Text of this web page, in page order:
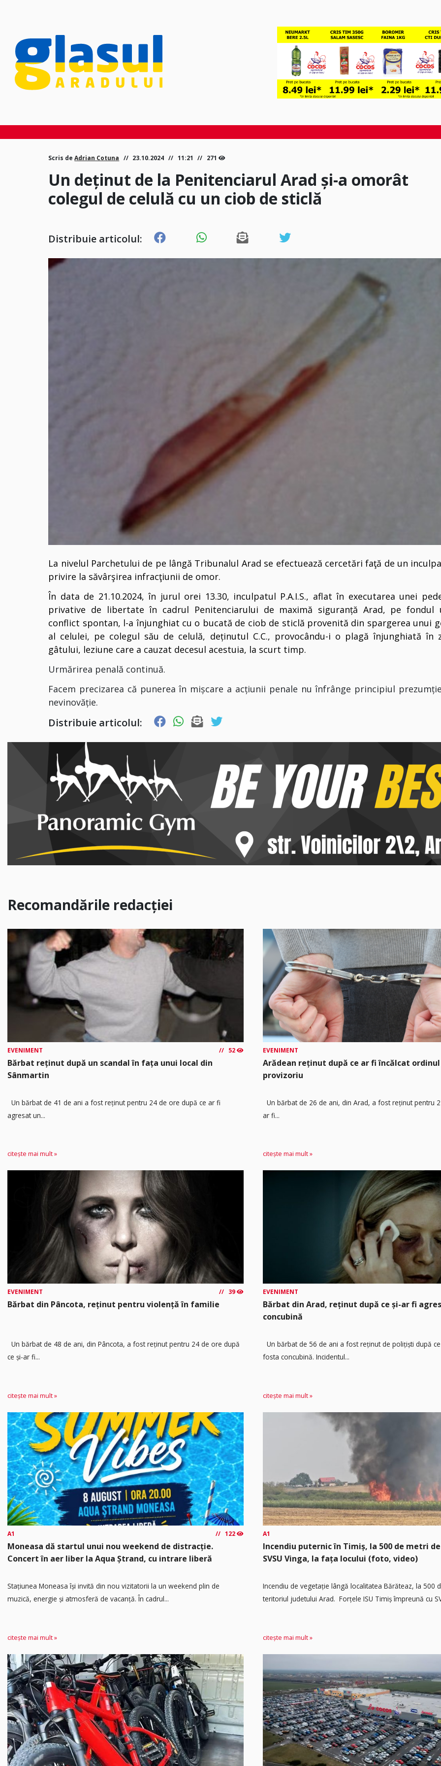
Scris deAdrian Cotuna 23.10.2024 11:21 271
Un deținut de la Penitenciarul Arad și-a omorât
colegul de celulă cu un ciob de sticlă
Distribuie articolul:
La nivelul Parchetului de pe lângă Tribunalul Arad se efectuează cercetări faţă de un
privire la săvârşirea infracţiunii de omor.
În data de 21.10.2024, în jurul orei 13.30, inculpatul P.A.I.S., aflat în executarea unei
privative de libertate în cadrul Penitenciarului de maximă siguranță Arad, pe fondul
conflict spontan, l-a înjunghiat cu o bucată de ciob de sticlă provenită din spargerea unui
al celulei, pe colegul său de celulă, deținutul C.C., provocându-i o plagă înjunghiată în
gâtului, leziune care a cauzat decesul acestuia, la scurt timp.
Urmărirea penală continuă.
Facem precizarea că punerea în mișcare a acțiunii penale nu înfrânge principiul
nevinovăţie.
Distribuie articolul:
Recomandările redacției
EVENIMENT 52
Bărbat reținut după un scandal în fața unui local din
Sânmartin
Un bărbat de 41 de ani a fost reținut pentru 24 de ore după ce ar fi
agresat un...
citește mai mult »
EVENIMENT
Arădean reținut după ce ar fi încălcat
provizoriu
Un bărbat de 26 de ani, din Arad, a fost reținut pentru
ar fi...
citește mai mult »
EVENIMENT 39
Bărbat din Pâncota, reținut pentru violență în familie
Un bărbat de 48 de ani, din Pâncota, a fost reținut pentru 24 de ore după
ce și-ar fi...
citește mai mult »
EVENIMENT
Bărbat din Arad, reținut după ce și-ar fi
concubină
Un bărbat de 56 de ani a fost reținut de polițiști după
fosta concubină. Incidentul...
citește mai mult »
A1 122
Moneasa dă startul unui nou weekend de distracție.
Concert în aer liber la Aqua Ștrand, cu intrare liberă
Stațiunea Moneasa își invită din nou vizitatorii la un weekend plin de
muzică, energie și atmosferă de vacanță. În cadrul...
citește mai mult »
A1
Incendiu puternic în Timiș, la 500 de metri
SVSU Vinga, la fața locului (foto, video)
Incendiu de vegetație lângă localitatea Bărăteaz, la 500
teritoriul judetului Arad. Forțele ISU Timiș împreună cu
citește mai mult »